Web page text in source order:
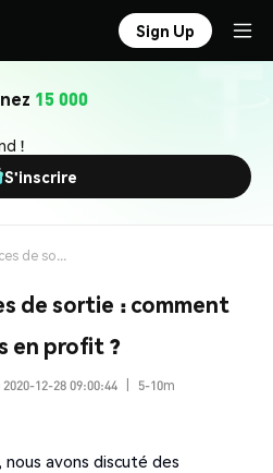
Sign Up
15 000
!
S'inscrire
Stratégies efficaces de sortie : comment sortir de ces trades en profit ?
de sortie : comment
en profit ?
12-28 09:00:44
5-10m
avons discuté des